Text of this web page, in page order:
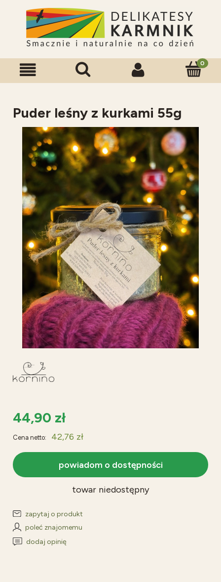
Puder leśny z kurkami 55g
44,90 zł
Cena netto: 42,76 zł
powiadom o dostępności
towar niedostępny
zapytaj o produkt
poleć znajomemu
dodaj opinię